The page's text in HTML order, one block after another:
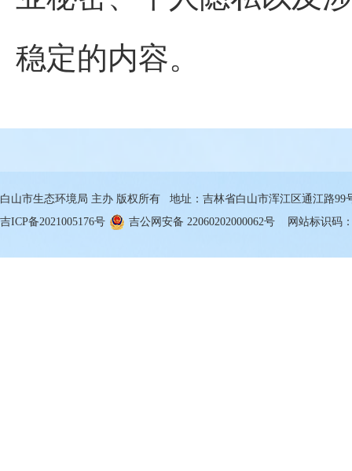
稳定的内容。
白山市生态环境局 主办 版权所有 地址：吉林省白山市浑江区通江路99
吉ICP备2021005176号
吉公网安备 22060202000062号 网站标识码